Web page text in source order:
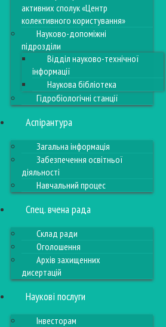
активних сполук «Центр
колективного користування»
Науково-допоміжні
підрозділи
Відділ науково-технічної
інформації
Наукова бібліотека
Гідробіологічні станції
Аспірантура
Загальна інформація
Забезпечення освітньої
діяльності
Навчальний процес
Спец. вчена рада
Склад ради
Оголошення
Архів захищенних
дисертацій
Наукові послуги
Інвесторам